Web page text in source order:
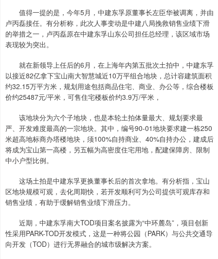
值得一提的是，今年5月，中建东孚原董事长左臣华被调离，并由
卢丙磊接任。有分析称，此次人事变动是中建八局挽救销售业绩下滑
的举措之一，卢丙磊原在中建东孚山东公司担任总经理，该区域市场
表现较为突出。
就在新领导上任后的6月，在上海年内第五批次土拍中，中建东孚
以接近82亿拿下宝山南大智慧城近10万平组合地块，总计容建筑面积
约32.15万平方米，规划用途包括商品住宅、商业、办公等，综合楼板
价约25487元/平米，可售住宅楼板价约3.9万/平米，
该地块分为六个子地块，也是本轮土拍体量最大、规划要求最
严、开发难度最高的一宗地块。其中，编号90-01地块要求建一栋250
米超高地标商办塔楼地块，须100%自持商业、40%自持办公，建成后
将成为宝山第一高楼，另五幅为高密度住宅用地，配建保障房、限制
中小户型比例。
这场土拍是中建东孚更换董事长后的首次拿地。有分析指，宝山
区地块规模可观，去化周期快，若开发顺利可为公司提供可观库存和
销售业绩，有助于缓解销售业绩下滑压力。
近期，中建东孚南大TOD项目案名披露为“中环麓岛”，项目创新
性采用PARK-TOD开发模式，这是一种将公园（PARK）与公共交通导
向开发（TOD）进行无界融合的城市级解决方案。